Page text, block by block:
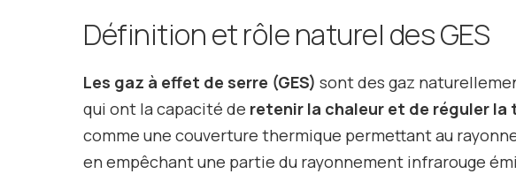
Définition et rôle naturel des GES
Les gaz à effet de serre (GES) sont des gaz
qui ont la capacité de retenir la chaleur et de réguler
comme une couverture thermique permettant au
en empêchant une partie du rayonnement infrarouge